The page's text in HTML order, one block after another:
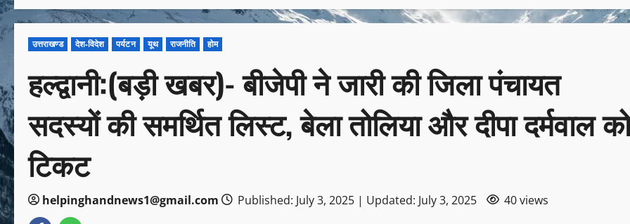
उत्तराखण्ड देश-विदेश पर्यटन यूथ राजनीति होम
हल्द्वानी:(बड़ी खबर)- बीजेपी ने जारी की जिला पंचायत
सदस्यों की समर्थित लिस्ट, बेला तोलिया और दीपा दर्मवाल को
टिकट
helpinghandnews1@gmail.com Published: July 3, 2025 | Updated: July 3, 2025 40 views